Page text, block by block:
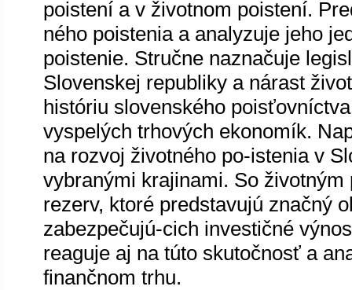
poistení a v životnom poistení.
ného poistenia a analyzuje jeho
poistenie. Stručne naznačuje
Slovenskej republiky a nárast
históriu slovenského
vyspelých trhových ekonomík.
na rozvoj životného po-istenia v
vybranými krajinami. So
rezerv, ktoré predstavujú značný
zabezpečujú-cich investičné
reaguje aj na túto skutočnosť a
finančnom trhu.